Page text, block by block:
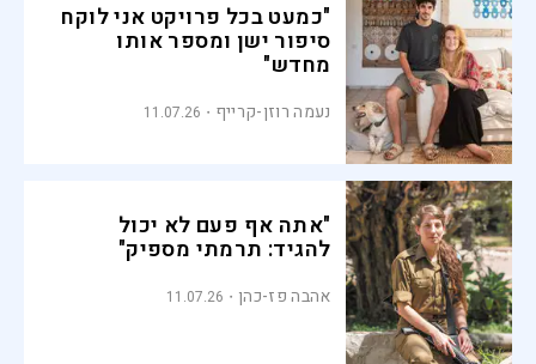
"כמעט בכל פרויקט אני לוקח
סיפור ישן ומספר אותו
מחדש"
נעמה רוזן-קרייף 11.07.26
"אתה אף פעם לא יכול
להגיד: תרמתי מספיק"
אהבה פז-כהן 11.07.26